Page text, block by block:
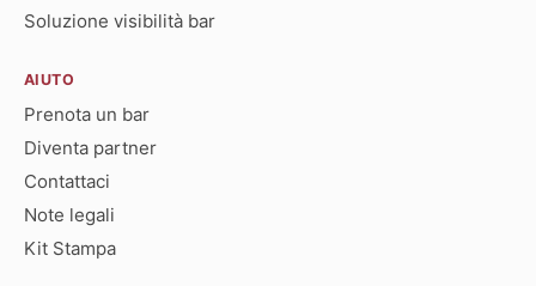
Soluzione visibilità bar
AIUTO
Prenota un bar
Diventa partner
Contattaci
Note legali
Kit Stampa